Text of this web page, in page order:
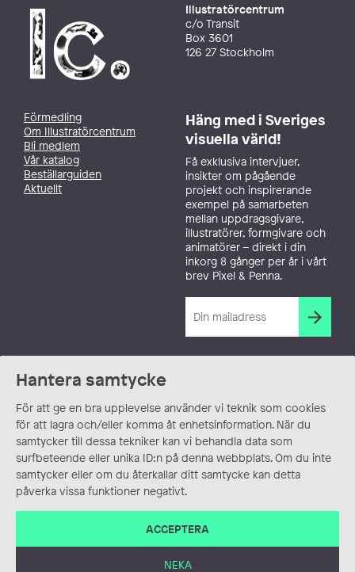
Hantera samtycke
För att ge en bra upplevelse använder vi teknik som cookies
för att lagra och/eller komma åt enhetsinformation. När du
samtycker till dessa tekniker kan vi behandla data som
surfbeteende eller unika ID:n på denna webbplats. Om du inte
samtycker eller om du återkallar ditt samtycke kan detta
påverka vissa funktioner negativt.
ACCEPTERA
NEKA
Illustratörcentrum
c/o Transit
Box 3601
126 27 Stockholm
Förmedling
Om Illustratörcentrum
Bli medlem
Vår katalog
Beställarguiden
Aktuellt
Häng med i Sveriges
visuella värld!
Få exklusiva intervjuer,
insikter om pågående
projekt och inspirerande
exempel på samarbeten
mellan uppdragsgivare,
illustratörer, formgivare och
animatörer – direkt i din
inkorg 8 gånger per år i vårt
brev Pixel & Penna.